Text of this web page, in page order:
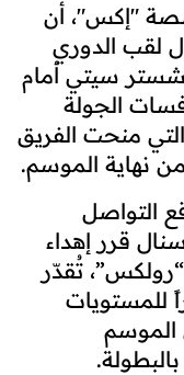
"إكس"، أن
لقب الدوري
سيتي أمام
ضمن منافسات الجولة
التي منحت الفريق
نهاية الموسم.
التواصل
قرر إهداء
تُقدّر
تقديراً للمستويات
الموسم